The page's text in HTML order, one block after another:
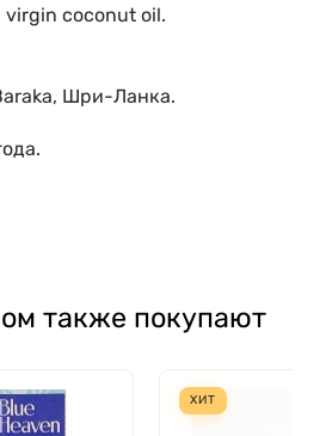
virgin coconut oil.
Шри-Ланка.
также покупают
ХИТ